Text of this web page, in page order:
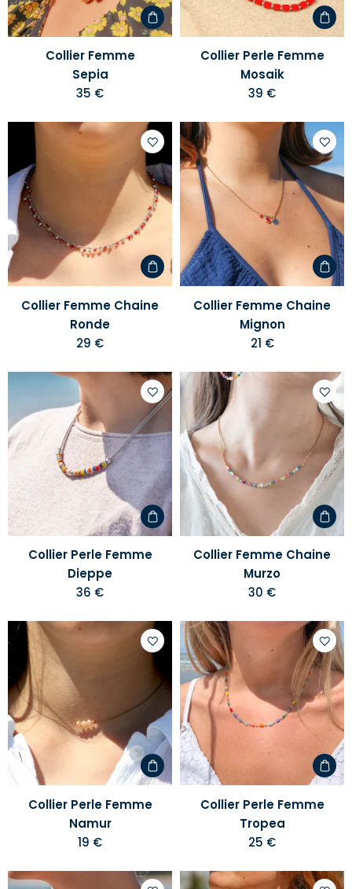
Collier Femme
Sepia
35 €
Collier Perle Femme
Mosaik
39 €
Ajouter
à
votre
liste
Collier Femme Chaine
Ronde
29 €
votre
liste
Collier Femme Chaine
Mignon
21 €
Ajouter
à
votre
liste
d'envies
Collier Perle Femme
Dieppe
36 €
à
votre
liste
Collier Femme Chaine
Murzo
30 €
Ajouter
votre
liste
d'envies
Collier Perle Femme
Namur
19 €
à
votre
liste
Collier Perle Femme
Tropea
25 €